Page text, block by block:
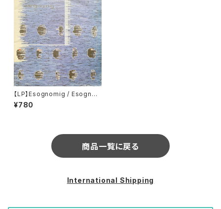
【LP】Esognomig / Esogno
mig (Sonig) (sonig 09)
¥780
商品一覧に戻る
International Shipping